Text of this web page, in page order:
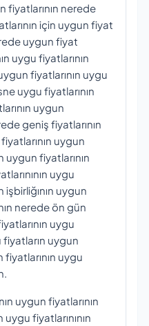
fiyatlarının nerede
için uygun fiyat
uygun fiyat
uygu fiyatlarının
fiyatlarının uygu
uygu fiyatlarının
uygun
geniş fiyatlarının
uygun
uygun fiyatlarının
uygu
işbirliğının uygun
nerede ön gün
uygu
fiyatların uygun
fiyatlarının uygu
uygun fiyatlarının
fiyatlarınının